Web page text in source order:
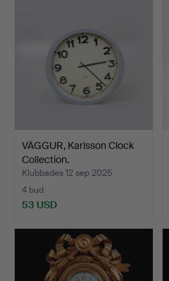
VÄGGUR, Karlsson Clock
Collection.
Klubbades 12 sep 2025
4 bud
53 USD